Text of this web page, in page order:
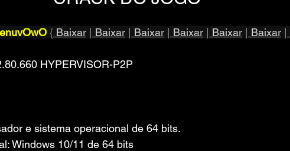
{ Baixar Baixar Baixar Baixar Baixar Baixar
HYPERVISOR-P2P
e sistema operacional de 64 bits.
Windows 10/11 de 64 bits